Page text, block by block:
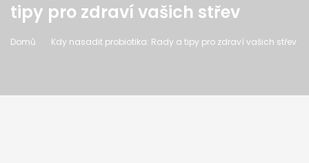
tipy pro zdraví vašich střev
Domů Kdy nasadit probiotika: Rady a tipy pro zdraví vašich střev